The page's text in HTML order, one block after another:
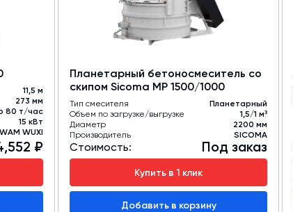
11,5 м
273 мм
80 т/час
15 кВт
WAM WUXI
₽
Планетарный бетоносмеситель со
скипом Sicoma MP 1500/1000
Тип смесителя
Планетарный
Объем по загрузке/выгрузке
1,5/1 м³
Диаметр
2200 мм
Производитель
SICOMA
Стоимость: Под заказ
Купить в 1 клик
Добавить в корзину